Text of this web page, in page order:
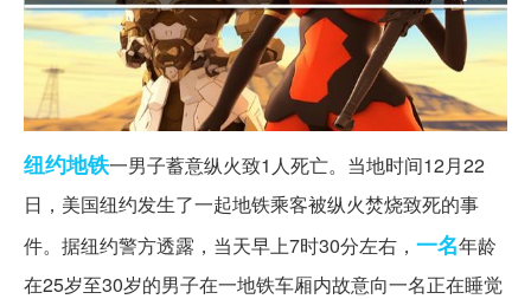
纽约地铁一男子蓄意纵火致1人死亡。当地时间12月22
日，美国纽约发生了一起地铁乘客被纵火焚烧致死的事
件。据纽约警方透露，当天早上7时30分左右， 一名年龄
在25岁至30岁的男子在一地铁车厢内故意向一名正在睡觉